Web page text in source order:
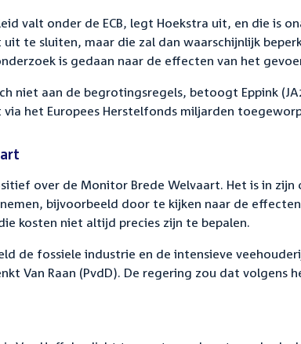
valt onder de ECB, legt Hoekstra uit, en die is
te sluiten, maar die zal dan waarschijnlijk
is gedaan naar de effecten van het
niet aan de begrotingsregels, betoogt Eppink
het Europees Herstelfonds miljarden
over de Monitor Brede Welvaart. Het is in
bijvoorbeeld door te kijken naar de
kosten niet altijd precies zijn te bepalen.
de fossiele industrie en de intensieve
Van Raan (PvdD). De regering zou dat volgens